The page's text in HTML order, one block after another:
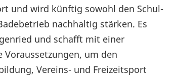
und wird künftig sowohl den Schul-
nachhaltig stärken. Es
und schafft mit einer
um den
Vereins- und Freizeitsport